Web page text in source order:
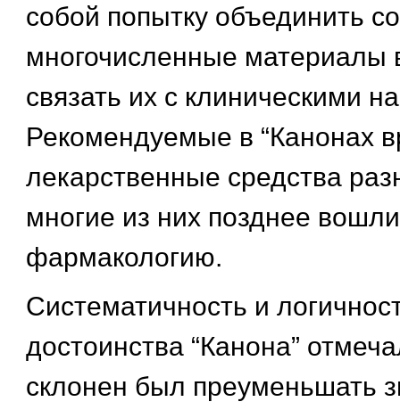
собой попытку объединить
многочисленные материалы
связать их с клиническими
Рекомендуемые в “Канонах
лекарственные средства
многие из них позднее
фармакологию.
Систематичность и
достоинства “Канона”
склонен был преуменьшать